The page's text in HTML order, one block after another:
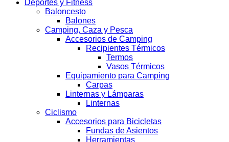
Deportes y Fitness
Baloncesto
Balones
Camping, Caza y Pesca
Accesorios de Camping
Recipientes Térmicos
Termos
Vasos Térmicos
Equipamiento para Camping
Carpas
Linternas y Lámparas
Linternas
Ciclismo
Accesorios para Bicicletas
Fundas de Asientos
Herramientas